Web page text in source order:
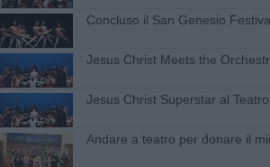
Concluso il San Genesio
​Jesus Christ Meets the
Jesus Christ Superstar al
Andare a teatro per donare il